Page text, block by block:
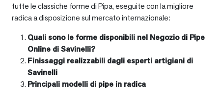
tutte le classiche forme di Pipa, eseguite con la migliore
radica a disposizione sul mercato internazionale:
Quali sono le forme disponibili nel Negozio di Pipe
Online di Savinelli?
Finissaggi realizzabili dagli esperti artigiani di
Savinelli
Principali modelli di pipe in radica